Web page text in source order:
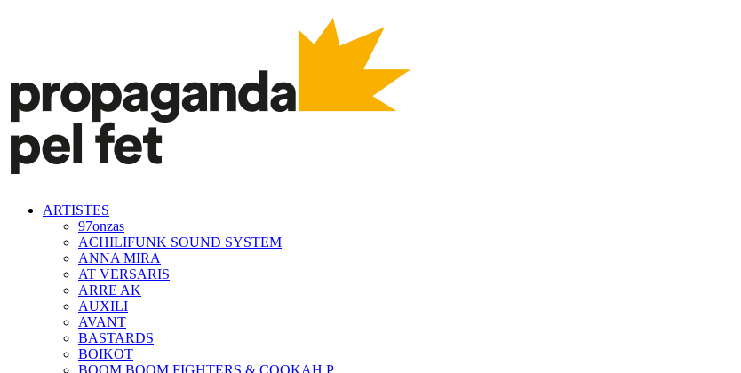
ARTISTES
97onzas
ACHILIFUNK SOUND SYSTEM
ANNA MIRA
AT VERSARIS
ARRE AK
AUXILI
AVANT
BASTARDS
BOIKOT
BOOM BOOM FIGHTERS & COOKAH P